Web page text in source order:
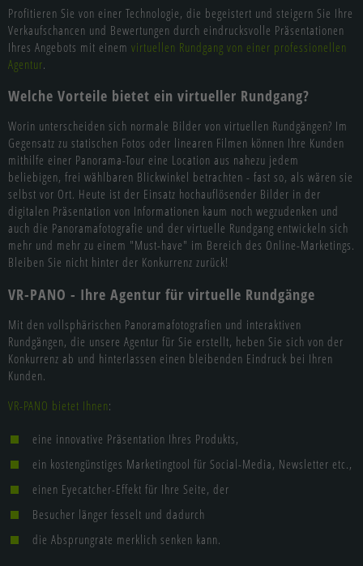
Profitieren Sie von einer Technologie, die begeistert und steigern Sie Ihre
Verkaufschancen und Bewertungen durch eindrucksvolle Präsentationen
Ihres Angebots mit einem virtuellen Rundgang von einer professionellen
Agentur.
Welche Vorteile bietet ein virtueller Rundgang?
Worin unterscheiden sich normale Bilder von virtuellen Rundgängen? Im
Gegensatz zu statischen Fotos oder linearen Filmen können Ihre Kunden
mithilfe einer Panorama-Tour eine Location aus nahezu jedem
beliebigen, frei wählbaren Blickwinkel betrachten - fast so, als wären sie
selbst vor Ort. Heute ist der Einsatz hochauflösender Bilder in der
digitalen Präsentation von Informationen kaum noch wegzudenken und
auch die Panoramafotografie und der virtuelle Rundgang entwickeln sich
mehr und mehr zu einem "Must-have" im Bereich des Online-Marketings.
Bleiben Sie nicht hinter der Konkurrenz zurück!
VR-PANO - Ihre Agentur für virtuelle Rundgänge
Mit den vollsphärischen Panoramafotografien und interaktiven
Rundgängen, die unsere Agentur für Sie erstellt, heben Sie sich von der
Konkurrenz ab und hinterlassen einen bleibenden Eindruck bei Ihren
Kunden.
VR-PANO bietet Ihnen:
eine innovative Präsentation Ihres Produkts,
ein kostengünstiges Marketingtool für Social-Media, Newsletter etc.,
einen Eyecatcher-Effekt für Ihre Seite, der
Besucher länger fesselt und dadurch
die Absprungrate merklich senken kann.